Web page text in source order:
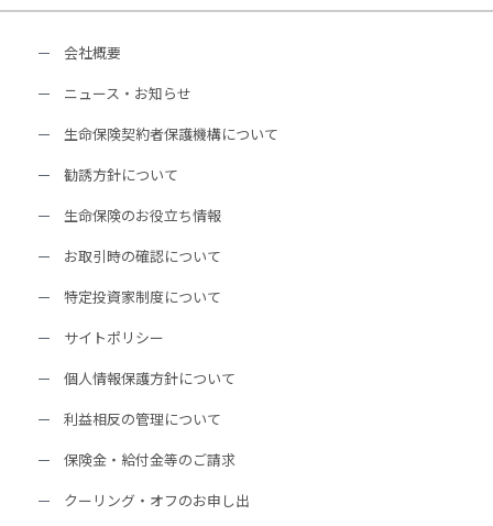
会社概要
ニュース・お知らせ
生命保険契約者保護機構について
勧誘方針について
生命保険のお役立ち情報
お取引時の確認について
特定投資家制度について
サイトポリシー
個人情報保護方針について
利益相反の管理について
保険金・給付金等のご請求
クーリング・オフのお申し出